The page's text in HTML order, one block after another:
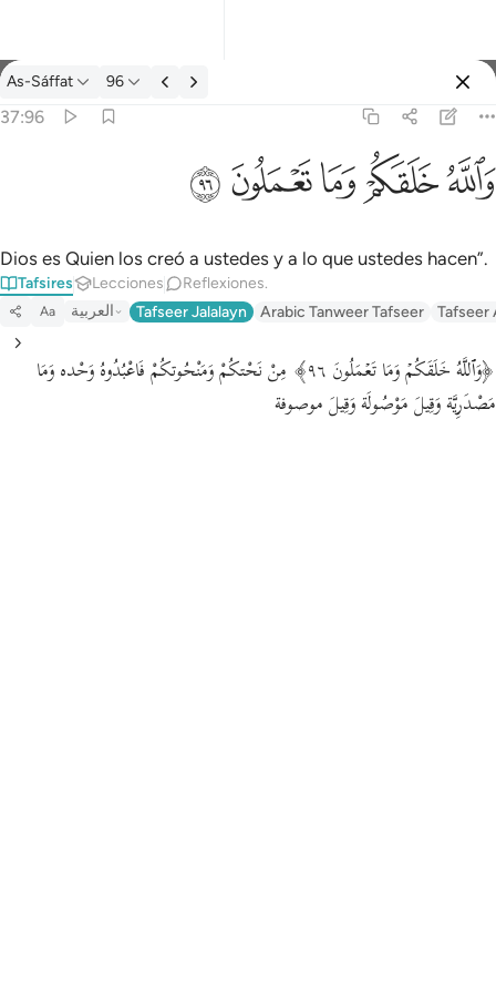
Tafsir: As-Sáffat 37:96
As-Sáffat 96
37:96
وَٱللَّهُ خَلَقَكُمْ وَمَا تَعْمَلُونَ ٩٦
ﲤﲥﲦﲧﲨ
Dios es Quien los creó a ustedes y a lo que ustedes hacen”.
Tafsires Lecciones Reflexiones.
Aa العربية Tafseer Jalalayn Arabic Tanweer Tafseer Tafseer
﴿وَٱللَّهُ خَلَقَكُمۡ وَمَا تَعۡمَلُونَ ٩٦﴾ مِنْ نَحْتكُمْ وَمَنْحُوتكُمْ فَاعْبُدُوهُ وَحْده وَمَا
مَصْدَرِيَّة وَقِيلَ مَوْصُولَة وَقِيلَ موصوفة